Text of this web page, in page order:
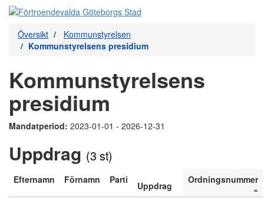
Översikt
Kommunstyrelsen
Kommunstyrelsens presidium
Kommunstyrelsens
presidium
Mandatperiod: 2023-01-01 - 2026-12-31
Uppdrag (3 st)
Efternamn Förnamn Parti
Uppdrag
Ordningsnummer